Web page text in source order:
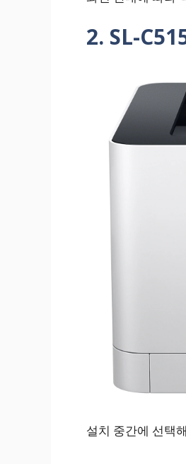
2. SL-
설치 중간에 선택